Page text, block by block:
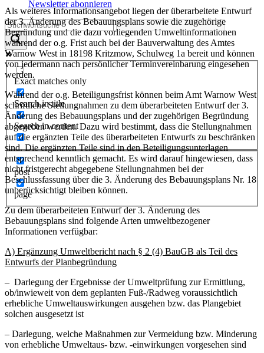
Newsletter abonnieren
Exact matches only
Search in title
Search in content
post
page
Als weiteres Informationsangebot liegen der überarbeitete Entwurf
der 3. Änderung des Bebauungsplans sowie die zugehörige
Begründung und die dazu vorliegenden Umweltinformationen
während der o.g. Frist auch bei der Bauverwaltung des Amtes
Warnow West in 18198 Kritzmow, Schulweg 1a bereit und können
von jedermann nach persönlicher Terminvereinbarung eingesehen
werden.
Während der o.g. Beteiligungsfrist können beim Amt Warnow West
schriftliche Stellungnahmen zu dem überarbeiteten Entwurf der 3.
Änderung des Bebauungsplans und der zugehörigen Begründung
abgegeben werden. Dazu wird bestimmt, dass die Stellungnahmen
auf die ergänzten Teile des überarbeiteten Entwurfs zu beschränken
sind. Die ergänzten Teile sind in den Beteiligungsunterlagen
entsprechend kenntlich gemacht. Es wird darauf hingewiesen, dass
nicht fristgerecht abgegebene Stellungnahmen bei der
Beschlussfassung über die 3. Änderung des Bebauungsplans Nr. 18
unberücksichtigt bleiben können.
Zu dem überarbeiteten Entwurf der 3. Änderung des
Bebauungsplans sind folgende Arten umweltbezogener
Informationen verfügbar:
A) Ergänzung Umweltbericht nach § 2 (4) BauGB als Teil des
Entwurfs der Planbegründung
– Darlegung der Ergebnisse der Umweltprüfung zur Ermittlung,
ob/inwieweit von dem geplanten Fuß-/Radweg voraussichtlich
erhebliche Umweltauswirkungen ausgehen bzw. das Plangebiet
solchen ausgesetzt ist
– Darlegung, welche Maßnahmen zur Vermeidung bzw. Minderung
von erhebliche Umweltaus- bzw. -einwirkungen vorgesehen sind